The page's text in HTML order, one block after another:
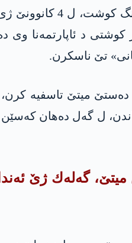
ل 18 كانوونا دویه‌مین 2024ێ میتێ كادرۆیا
جه‌سه‌دێ كورده‌كی باكور كوشتی د
تێ ناسكرن.
ب ده‌ستێ میتێ تاسفیه‌
یێن میتێ، گه‌له‌ك ژێ